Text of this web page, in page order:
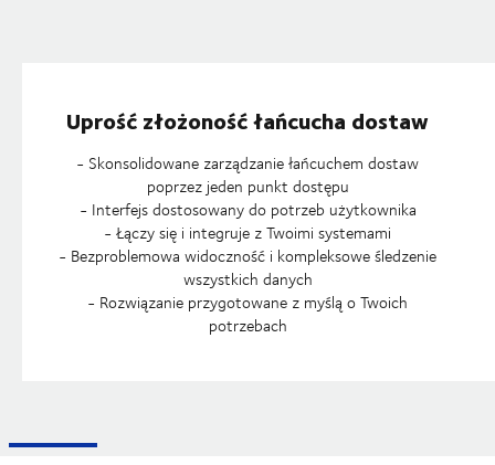
Uprość złożoność łańcucha dostaw
- Skonsolidowane zarządzanie łańcuchem dostaw
poprzez jeden punkt dostępu
- Interfejs dostosowany do potrzeb użytkownika
- Łączy się i integruje z Twoimi systemami
- Bezproblemowa widoczność i kompleksowe śledzenie
wszystkich danych
- Rozwiązanie przygotowane z myślą o Twoich
potrzebach